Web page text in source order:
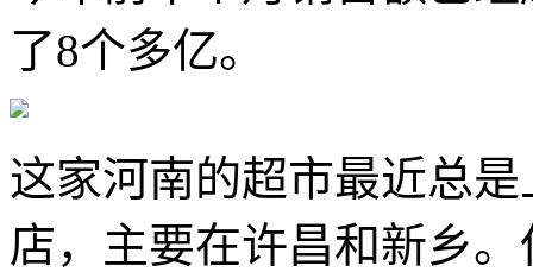
了8个多亿。
这家河南的超市最近总
店，主要在许昌和新乡